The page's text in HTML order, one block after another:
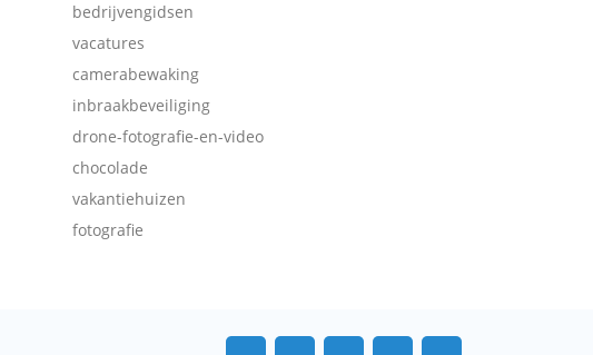
bedrijvengidsen
vacatures
camerabewaking
inbraakbeveiliging
drone-fotografie-en-video
chocolade
vakantiehuizen
fotografie